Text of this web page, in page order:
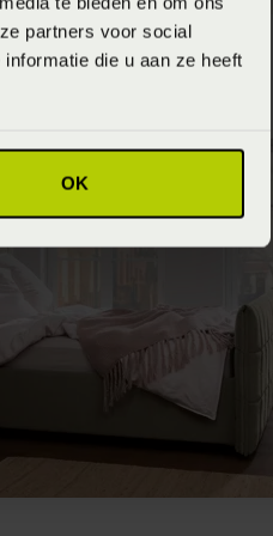
partners voor social
die u aan ze heeft
OK